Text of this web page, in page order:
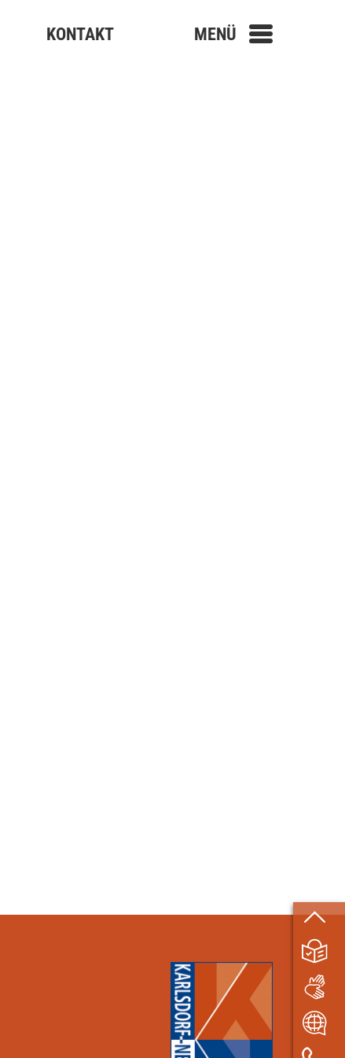
KONTAKT MENÜ